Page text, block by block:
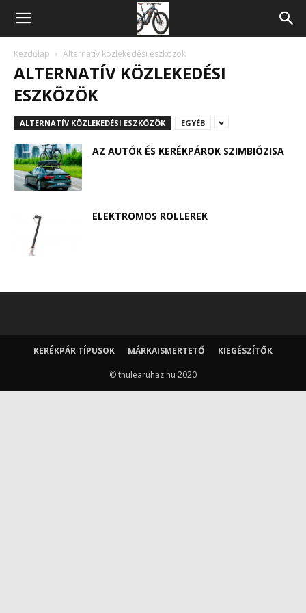
Kerékpár,
sport
blog
Kezdőlap Alternatív közlekedési eszközök
ALTERNATÍV KÖZLEKEDÉSI
ESZKÖZÖK
ALTERNATÍV KÖZLEKEDÉSI ESZKÖZÖK EGYÉB
AZ AUTÓK ÉS KERÉKPÁROK SZIMBIÓZISA
ELEKTROMOS ROLLEREK
KERÉKPÁR TÍPUSOK MÁRKAISMERTETŐ KIEGÉSZÍTŐK
© thulearuhaz.hu 2020